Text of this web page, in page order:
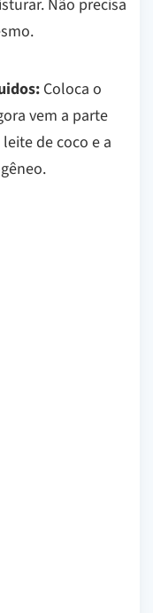
Não precisa
Coloca o
vem a parte
de coco e a